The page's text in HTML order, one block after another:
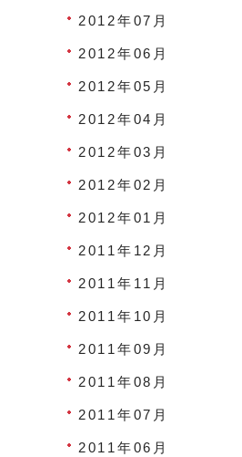
2012年07月
2012年06月
2012年05月
2012年04月
2012年03月
2012年02月
2012年01月
2011年12月
2011年11月
2011年10月
2011年09月
2011年08月
2011年07月
2011年06月